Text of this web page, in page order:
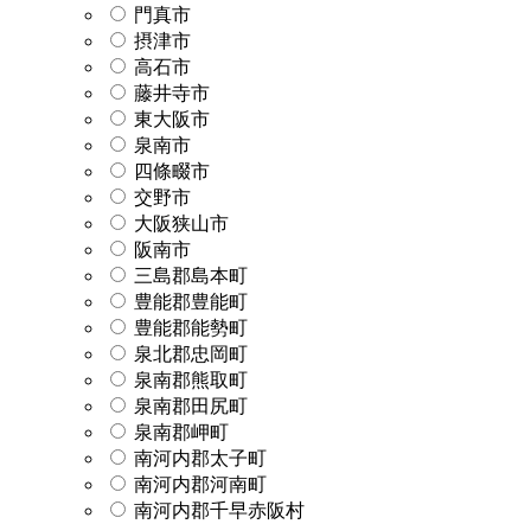
門真市
摂津市
高石市
藤井寺市
東大阪市
泉南市
四條畷市
交野市
大阪狭山市
阪南市
三島郡島本町
豊能郡豊能町
豊能郡能勢町
泉北郡忠岡町
泉南郡熊取町
泉南郡田尻町
泉南郡岬町
南河内郡太子町
南河内郡河南町
南河内郡千早赤阪村